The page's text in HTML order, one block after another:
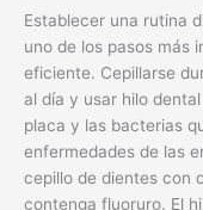
Establecer una rutina
uno de los pasos más
eficiente. Cepillarse
al día y usar hilo
placa y las bacterias
enfermedades de las
cepillo de dientes con
contenga fluoruro. El